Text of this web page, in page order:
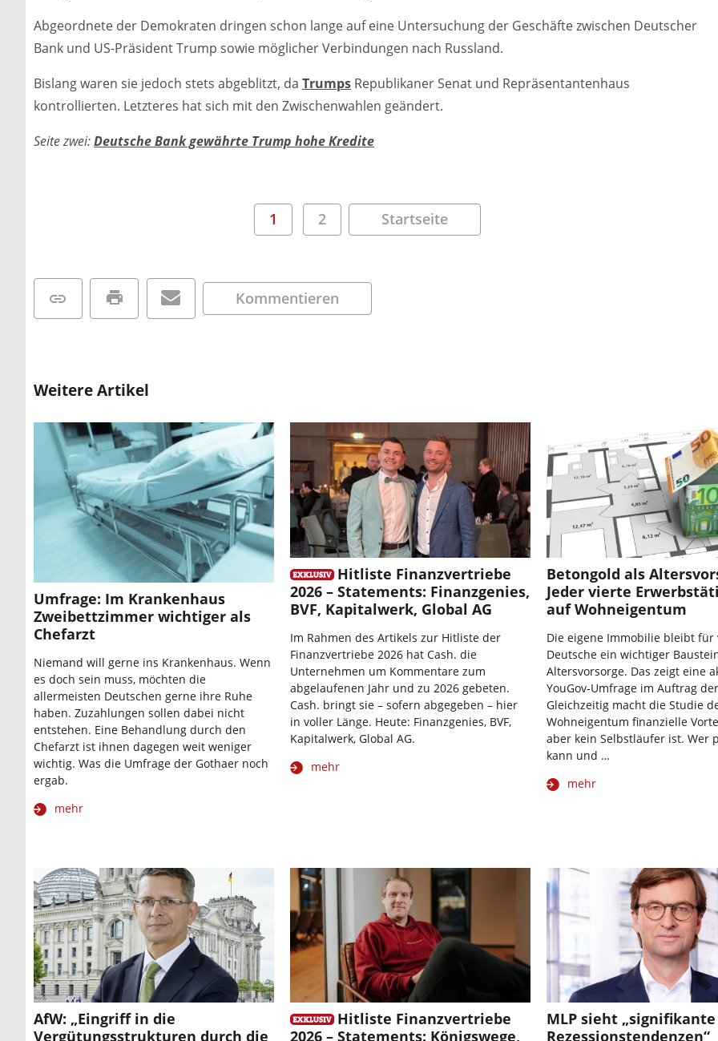
Abgeordnete der Demokraten dringen schon lange auf eine Untersuchung der Geschäfte zwischen Deutscher
Bank und US-Präsident Trump sowie möglicher Verbindungen nach Russland.
Bislang waren sie jedoch stets abgeblitzt, da Trumps Republikaner Senat und Repräsentantenhaus
kontrollierten. Letzteres hat sich mit den Zwischenwahlen geändert.
Seite zwei:Deutsche Bank gewährte Trump hohe Kredite
1 2 Startseite
Kommentieren
Weitere Artikel
Umfrage: Im Krankenhaus
Zweibettzimmer wichtiger als
Chefarzt
Niemand will gerne ins Krankenhaus. Wenn
es doch sein muss, möchten die
allermeisten Deutschen gerne ihre Ruhe
haben. Zuzahlungen sollen dabei nicht
entstehen. Eine Behandlung durch den
Chefarzt ist ihnen dagegen weit weniger
wichtig. Was die Umfrage der Gothaer noch
ergab.
mehr
Hitliste Finanzvertriebe
2026 – Statements: Finanzgenies,
BVF, Kapitalwerk, Global AG
Im Rahmen des Artikels zur Hitliste der
Finanzvertriebe 2026 hat Cash. die
Unternehmen um Kommentare zum
abgelaufenen Jahr und zu 2026 gebeten.
Cash. bringt sie – sofern abgegeben – hier
in voller Länge. Heute: Finanzgenies, BVF,
Kapitalwerk, Global AG.
mehr
Betongold als
Jeder vierte
auf Wohneigentum
Die eigene Immobilie bleibt für
Deutsche ein wichtiger
Altersvorsorge. Das zeigt eine
YouGov-Umfrage im Auftrag
Gleichzeitig macht die Studie
Wohneigentum finanzielle
aber kein Selbstläufer ist. Wer
kann und …
mehr
AfW: „Eingriff in die
Vergütungsstrukturen durch die
Hitliste Finanzvertriebe
2026 – Statements: Königswege,
MLP sieht „signifikante
Rezessionstendenzen“